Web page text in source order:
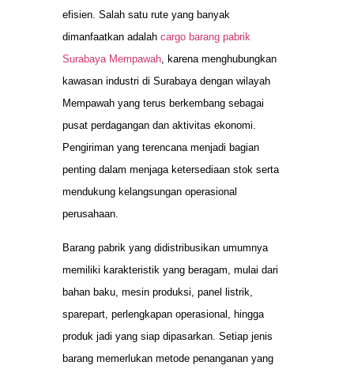
efisien. Salah satu rute yang banyak
dimanfaatkan adalah cargo barang pabrik
Surabaya Mempawah, karena menghubungkan
kawasan industri di Surabaya dengan wilayah
Mempawah yang terus berkembang sebagai
pusat perdagangan dan aktivitas ekonomi.
Pengiriman yang terencana menjadi bagian
penting dalam menjaga ketersediaan stok serta
mendukung kelangsungan operasional
perusahaan.
Barang pabrik yang didistribusikan umumnya
memiliki karakteristik yang beragam, mulai dari
bahan baku, mesin produksi, panel listrik,
sparepart, perlengkapan operasional, hingga
produk jadi yang siap dipasarkan. Setiap jenis
barang memerlukan metode penanganan yang